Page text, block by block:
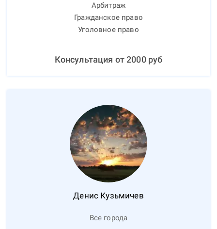
Арбитраж
Гражданское право
Уголовное право
Консультация от2000руб
Денис Кузьмичев
Все города